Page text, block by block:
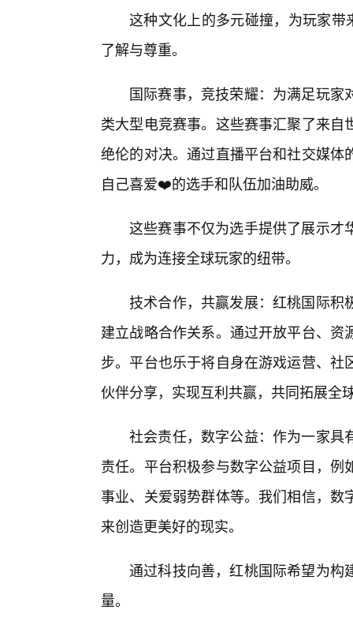
这种文化上的多元碰撞，为玩家带
了解与尊重。
国际赛事，竞技荣耀：为满足玩
类大型电竞赛事。这些赛事汇聚了来
绝伦的对决。通过直播平台和社交媒
自己喜爱❤️的选手和队伍加油助威。
这些赛事不仅为选手提供了展示才
力，成为连接全球玩家的纽带。
技术合作，共赢发展：红桃国际积
建立战略合作关系。通过开放平台、
步。平台也乐于将自身在游戏运营、
伙伴分享，实现互利共赢，共同拓展全
社会责任，数字公益：作为一家具
责任。平台积极参与数字公益项目，
事业、关爱弱势群体等。我们相信，
来创造更美好的现实。
通过科技向善，红桃国际希望为构
量。